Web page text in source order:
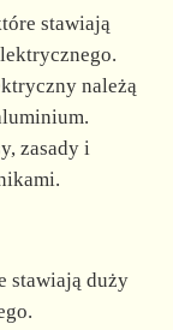
stawiają
należą
zasady i
stawiają duży